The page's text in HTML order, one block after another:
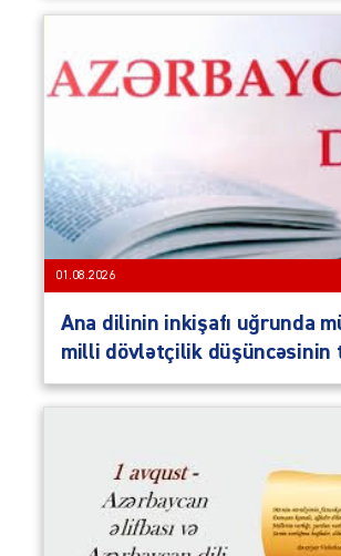
01.08.2026
Ana dilinin inkişafı uğrunda
milli dövlətçilik düşüncəsinin